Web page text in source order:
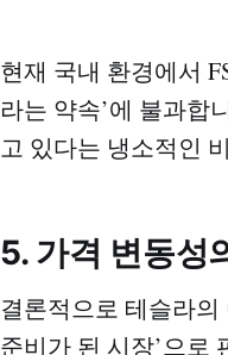
현재 국내 환경에서
라는 약속’에 불과합
고 있다는 냉소적인
5. 가격 변동성
결론적으로 테슬라
준비가 된 시장’으로